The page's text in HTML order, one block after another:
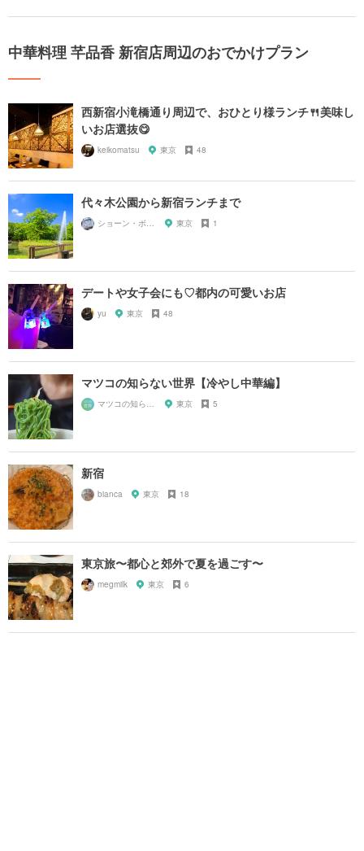
中華料理 芊品香 新宿店周辺のおでかけプラン
西新宿小滝橋通り周辺で、おひとり様ランチ🍴美味し
いお店選抜😋
keikomatsu 東京 48
代々木公園から新宿ランチまで
東京 1
デートや女子会にも♡都内の可愛いお店
yu 東京 48
マツコの知らない世界【冷やし中華編】
東京 5
新宿
bianca 東京 18
東京旅〜都心と郊外で夏を過ごす〜
megmilk 東京 6